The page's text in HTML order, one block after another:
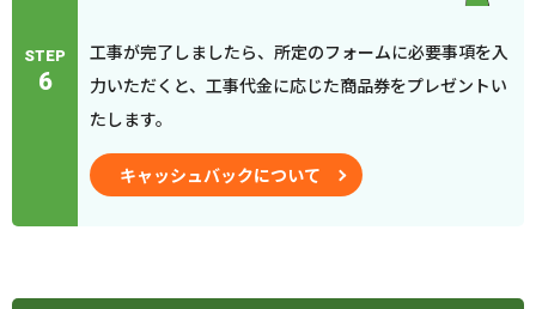
STEP
6
工事が完了しましたら、所定のフォームに必要事項を入
力いただくと、工事代金に応じた商品券をプレゼントい
たします。
キャッシュバックについて